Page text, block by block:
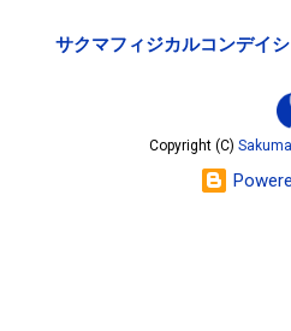
べかた」は、 ・賞味期限ギリギ
回～40回程度。 またタレ・薬味
き立つそうです。 関節の痛み・
フドクターニュース そこそこの金
にお財布にも良さそうな気はする
サクマフィジカルコンデイ
Copyright (C)